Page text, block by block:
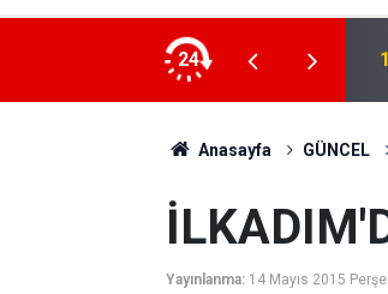
24
Anasayfa GÜNCEL
Yayınlanma: 14 Mayıs 2015